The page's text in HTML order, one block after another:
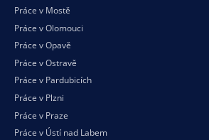
Práce v Mostě
Práce v Olomouci
Práce v Opavě
Práce v Ostravě
Práce v Pardubicích
Práce v Plzni
Práce v Praze
Práce v Ústí nad Labem